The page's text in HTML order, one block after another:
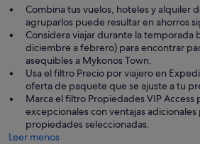
Combina tus vuelos, hoteles y alquiler
agruparlos puede resultar en ahorros
Considera viajar durante la temporada
diciembre a febrero) para encontrar
asequibles a Mykonos Town.
Usa el filtro Precio por viajero en
oferta de paquete que se ajuste a tu
Marca el filtro Propiedades VIP
excepcionales con ventajas
propiedades seleccionadas.
Leer menos